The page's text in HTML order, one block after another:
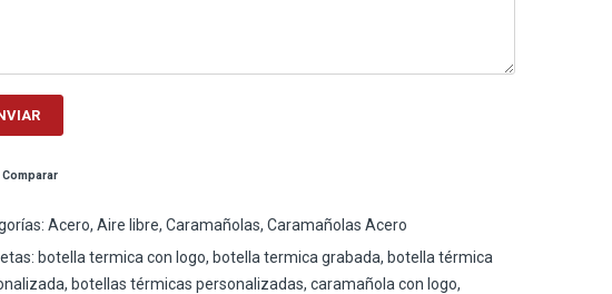
Comparar
Acero, Aire libre, Caramañolas, Caramañolas Acero
botella termica con logo, botella termica grabada, botella térmica
, botellas térmicas personalizadas, caramañola con logo,